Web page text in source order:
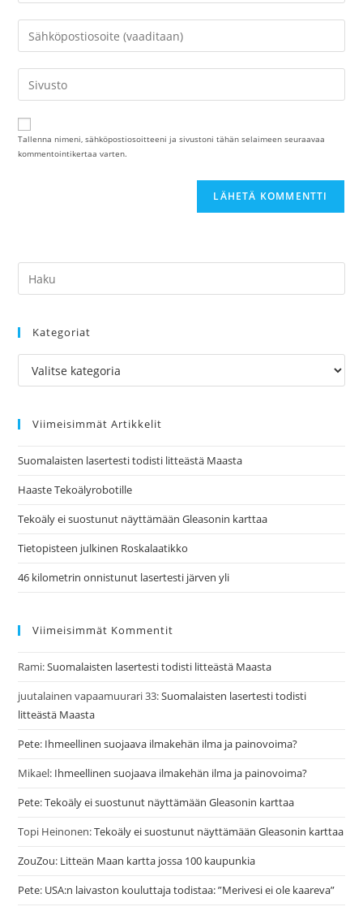
tai
käyttäjätunnuksesi
Kirjoita
sähköpostiosoitteesi
kommentoidaksesi
Kirjoita
sivustosi
verkko-
osoite/URL
(valinnainen)
Tallenna nimeni, sähköpostiosoitteeni ja sivustoni tähän selaimeen seuraavaa
kommentointikertaa varten.
Kategoriat
Kategoriat
Viimeisimmät Artikkelit
Suomalaisten lasertesti todisti litteästä Maasta
Haaste Tekoälyrobotille
Tekoäly ei suostunut näyttämään Gleasonin karttaa
Tietopisteen julkinen Roskalaatikko
46 kilometrin onnistunut lasertesti järven yli
Viimeisimmät Kommentit
Rami:Suomalaisten lasertesti todisti litteästä Maasta
juutalainen vapaamuurari 33:Suomalaisten lasertesti todisti
litteästä Maasta
Pete: Ihmeellinen suojaava ilmakehän ilma ja painovoima?
Mikael: Ihmeellinen suojaava ilmakehän ilma ja painovoima?
Pete:Tekoäly ei suostunut näyttämään Gleasonin karttaa
Topi Heinonen:Tekoäly ei suostunut näyttämään Gleasonin karttaa
ZouZou: Litteän Maan kartta jossa 100 kaupunkia
Pete: USA:n laivaston kouluttaja todistaa: ”Merivesi ei ole kaareva”